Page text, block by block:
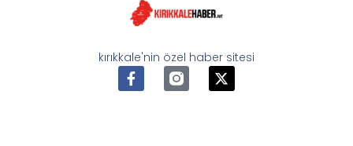
kırıkkale'nin özel haber sitesi